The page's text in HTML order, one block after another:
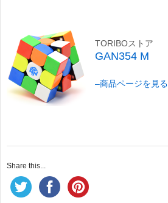
TORIBOストア
GAN354 M
–商品ページを見る
Share this...